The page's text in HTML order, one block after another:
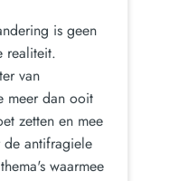
is geen
realiteit.
van
meer dan ooit
zetten en mee
antifragiele
waarmee